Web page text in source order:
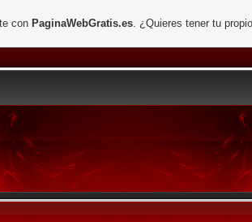
con PaginaWebGratis.es. ¿Quieres tener tu